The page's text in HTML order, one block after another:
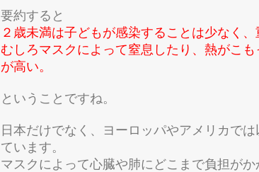
要約すると
２歳未満は子どもが感染することは少なく、
むしろマスクによって窒息したり、熱がこ
が高い。
ということですね。
日本だけでなく、ヨーロッパやアメリカで
ています。
マスクによって心臓や肺にどこまで負担が